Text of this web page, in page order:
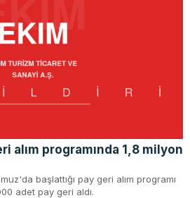
alım programında 1,8 milyon
başlattığı pay geri alım programı
adet pay geri aldı.